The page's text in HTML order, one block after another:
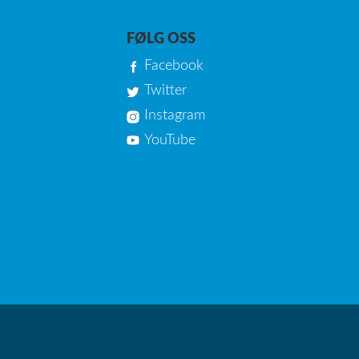
FØLG OSS
Facebook
Twitter
Instagram
YouTube